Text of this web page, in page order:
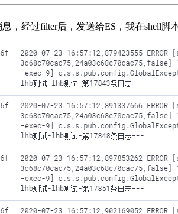
息，经过filter后，发送给ES，我在shell